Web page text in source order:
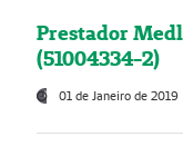
Prestador
(51004334-2)
01 de Janeiro de 2019